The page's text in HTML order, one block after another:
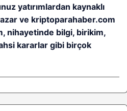
yatırımlardan kaynaklı
ve kriptoparahaber.com
nihayetinde bilgi, birikim,
kararlar gibi birçok